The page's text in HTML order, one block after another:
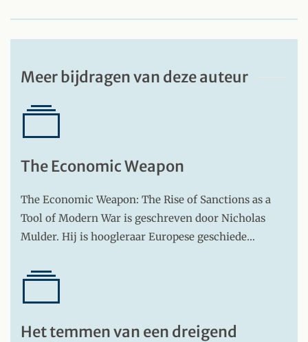
Meer bijdragen van deze auteur
The Economic Weapon
The Economic Weapon: The Rise of Sanctions as a
Tool of Modern War is geschreven door Nicholas
Mulder. Hij is hoogleraar Europese geschiede…
Het temmen van een dreigend